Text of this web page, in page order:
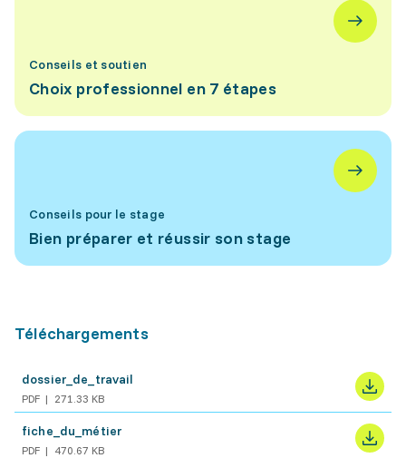
Conseils et soutien
Choix professionnel en 7 étapes
Conseils pour le stage
Bien préparer et réussir son stage
Téléchargements
dossier_de_travail
PDF 271.33 KB
fiche_du_métier
PDF 470.67 KB